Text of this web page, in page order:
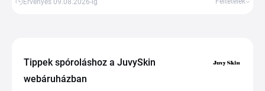
Tippek spóroláshoz a JuvySkin
webáruházban